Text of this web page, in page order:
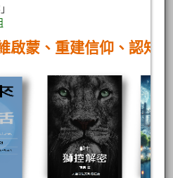
啟蒙、重建信仰、認知